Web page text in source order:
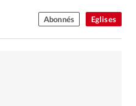
Eglises
Abonnés